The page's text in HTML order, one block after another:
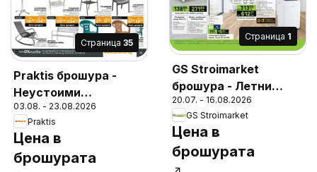
Cтраница 35
Praktis брошура -
Неустоими
предложения
03.08. - 23.08.2026
Praktis
Цена в
брошурата
Cтраница 1
GS Stroimarket
брошура - Летни
предложения
20.07. - 16.08.2026
GS Stroimarket
Цена в
брошурата